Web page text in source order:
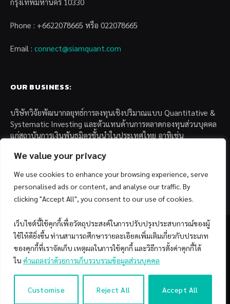
We value your privacy
We use cookies to enhance your browsing experience, serve
personalised ads or content, and analyse our traffic. By
clicking "Accept All", you consent to our use of cookies.
เว็บไซต์นี้ใช้คุกกี้เพื่อวัตถุประสงค์ในการปรับปรุงประสบการณ์ของผู้
ใช้ให้ดียิ่งขึ้น ท่านสามารถศึกษารายละเอียดเพิ่มเติมเกี่ยวกับประเภท
ของคุกกี้ที่เราจัดเก็บ เหตุผลในการใช้คุกกี้ และวิธีการตั้งค่าคุกกี้ได้
ใน คำแถลงว่าด้วยการเก็บรวบรวมข้อมูลส่วนบุคคล
Customise Reject All Accept All
Phone : +6622078665 หรือ 022078665
Email : connect@siamquant.com
OUR BUSINESS:
บริษัทวิจัยพัฒนากลยุทธ์การลงทุนเชิงปริมาณแบบ Quantitative &
Systematic Investing และตัวแทนด้านการตลาดกองทุนส่วนบุคคล
แก่สถาบันการเงินพันธมิตรชั้นนำในประเทศไทย อาทิเช่น
– บล. กรุงไทย เอ็กซ์สปริง จำกัด
– บล. ฟิลลิป (ประเทศไทย) จำกัด (มหาชน)
Facebook YouTube